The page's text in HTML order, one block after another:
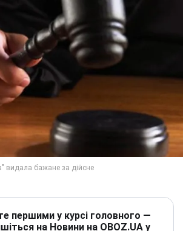
першими у курсі головного —
на Новини на OBOZ.UA у